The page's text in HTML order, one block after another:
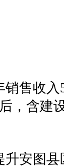
售收
，含建
升安图